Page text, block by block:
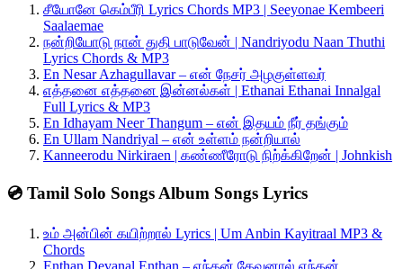
சீயோனே கெம்பீரி Lyrics Chords MP3 | Seeyonae Kembeeri
Saalaemae
நன்றியோடு நான் துதி பாடுவேன் | Nandriyodu Naan Thuthi
Lyrics Chords & MP3
En Nesar Azhagullavar – என் நேசர் அழகுள்ளவர்
எத்தனை எத்தனை இன்னல்கள் | Ethanai Ethanai Innalgal
Full Lyrics & MP3
En Idhayam Neer Thangum – என் இதயம் நீர் தங்கும்
En Ullam Nandriyal – என் உள்ளம் நன்றியால்
Kanneerodu Nirkiraen | கண்ணீரோடு நிற்க்கிறேன் | Johnkish
💿 Tamil Solo Songs Album Songs Lyrics
உம் அன்பின் கயிற்றால் Lyrics | Um Anbin Kayitraal MP3 &
Chords